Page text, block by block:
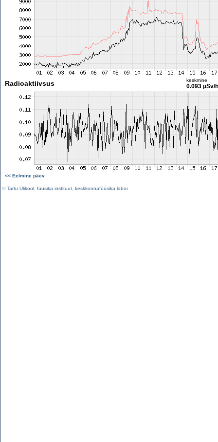
Radioaktiivsus keskmine
0.093 µSv/h
<< Eelmine päev
©Tartu Ülikool füüsika instituut keskkonnafüüsika labor